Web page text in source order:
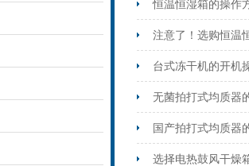
恒温恒湿箱的操作
注意了！选购恒温
台式冻干机的开机
无菌拍打式均质器
国产拍打式均质器
选择电热鼓风干燥